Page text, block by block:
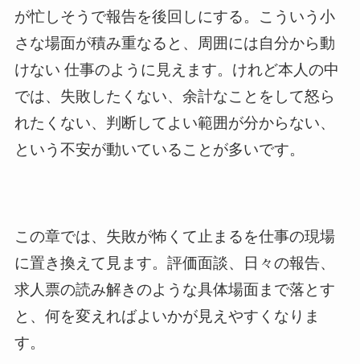
が忙しそうで報告を後回しにする。こういう小
さな場面が積み重なると、周囲には自分から動
けない 仕事のように見えます。けれど本人の中
では、失敗したくない、余計なことをして怒ら
れたくない、判断してよい範囲が分からない、
という不安が動いていることが多いです。
この章では、失敗が怖くて止まるを仕事の現場
に置き換えて見ます。評価面談、日々の報告、
求人票の読み解きのような具体場面まで落とす
と、何を変えればよいかが見えやすくなりま
す。